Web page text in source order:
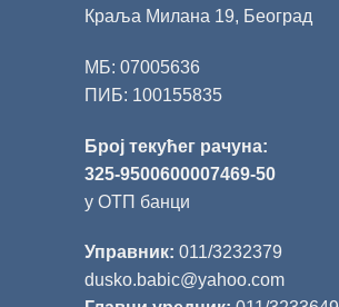
Краља Милана 19, Београд
МБ: 07005636
ПИБ: 100155835
Број текућег рачуна:
325-9500600007469-50
у ОТП банци
Управник: 011/3232379
dusko.babic@yahoo.com